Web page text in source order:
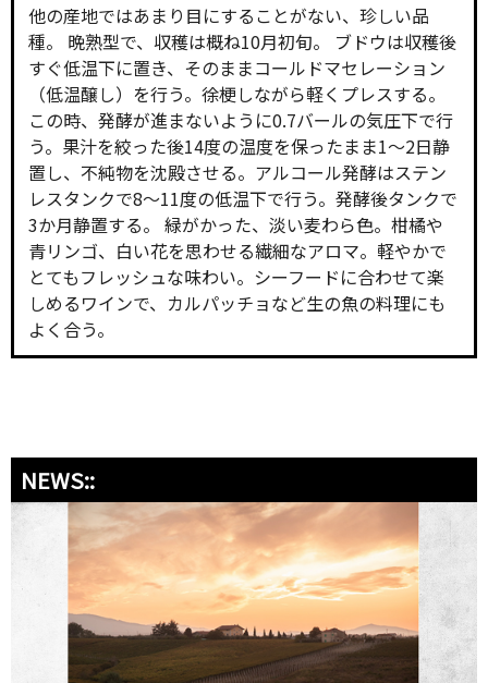
他の産地ではあまり目にすることがない、珍しい品
種。 晩熟型で、収穫は概ね10月初旬。 ブドウは収穫後
すぐ低温下に置き、そのままコールドマセレーション
（低温醸し）を行う。徐梗しながら軽くプレスする。
この時、発酵が進まないように0.7バールの気圧下で行
う。果汁を絞った後14度の温度を保ったまま1～2日静
置し、不純物を沈殿させる。アルコール発酵はステン
レスタンクで8～11度の低温下で行う。発酵後タンクで
3か月静置する。 緑がかった、淡い麦わら色。柑橘や
青リンゴ、白い花を思わせる繊細なアロマ。軽やかで
とてもフレッシュな味わい。シーフードに合わせて楽
しめるワインで、カルパッチョなど生の魚の料理にも
よく合う。
NEWS::